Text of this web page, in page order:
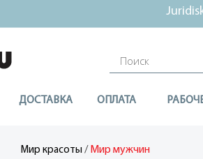
ДОСТАВКА ОПЛАТА
Мир красоты / Мир мужчин